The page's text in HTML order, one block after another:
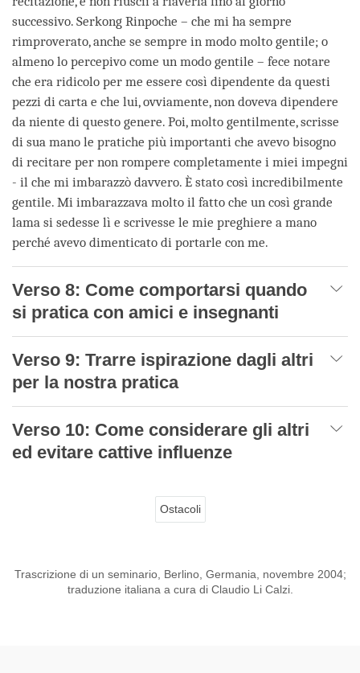
successivo. Serkong Rinpoche – che mi ha sempre
rimproverato, anche se sempre in modo molto gentile; o
almeno lo percepivo come un modo gentile – fece notare
che era ridicolo per me essere così dipendente da questi
pezzi di carta e che lui, ovviamente, non doveva dipendere
da niente di questo genere. Poi, molto gentilmente, scrisse
di sua mano le pratiche più importanti che avevo bisogno
di recitare per non rompere completamente i miei impegni
- il che mi imbarazzò davvero. È stato così incredibilmente
gentile. Mi imbarazzava molto il fatto che un così grande
lama si sedesse lì e scrivesse le mie preghiere a mano
perché avevo dimenticato di portarle con me.
Verso 8: Come comportarsi quando
si pratica con amici e insegnanti
Verso 9: Trarre ispirazione dagli altri
per la nostra pratica
Verso 10: Come considerare gli altri
ed evitare cattive influenze
Ostacoli
Trascrizione di un seminario, Berlino, Germania, novembre 2004;
traduzione italiana a cura di Claudio Li Calzi.